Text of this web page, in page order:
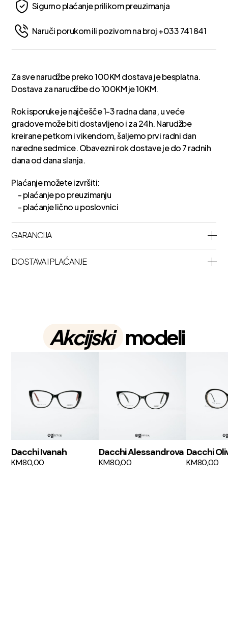
Sigurno plaćanje prilikom preuzimanja
Naruči porukom ili pozivom na broj +033 741 841
Za sve narudžbe preko 100KM dostava je besplatna.
Dostava za narudžbe do 100KM je 10KM.
Rok isporuke je najčešče 1-3 radna dana, u veće
gradove može biti dostavljeno i za 24h. Narudžbe
kreirane petkom i vikendom, šaljemo prvi radni dan
naredne sedmice. Obavezni rok dostave je do 7 radnih
dana od dana slanja.
Plaćanje možete izvršiti:
- plaćanje po preuzimanju
- plaćanje lično u poslovnici
GARANCIJA
DOSTAVA I PLAĆANJE
Akcijski modeli
Dacchi Ivanah
KM80,00
Dacchi Alessandrova
KM80,00
Dacchi
KM80,00